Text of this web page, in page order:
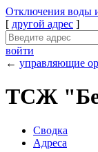
Отключения воды
[ другой адрес ]
войти
← управляющие
ТСЖ
Сводка
Адреса